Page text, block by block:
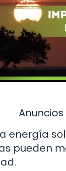
Anuncios
energía
pueden